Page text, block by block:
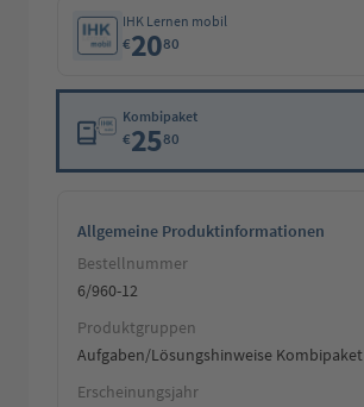
IHK Lernen mobil
€2080
Kombipaket
€2580
Allgemeine Produktinformationen
Bestellnummer
6/960-12
Produktgruppen
Aufgaben/Lösungshinweise Kombipaket
Erscheinungsjahr